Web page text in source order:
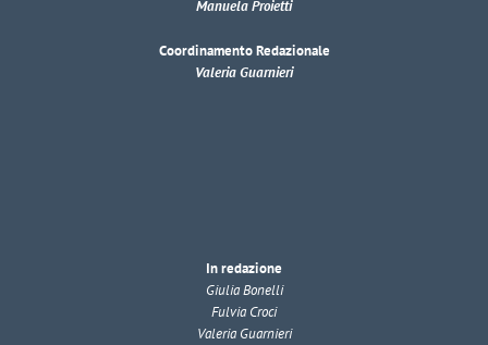
Manuela Proietti
Coordinamento Redazionale
Valeria Guarnieri
In redazione
Giulia Bonelli
Fulvia Croci
Valeria Guarnieri